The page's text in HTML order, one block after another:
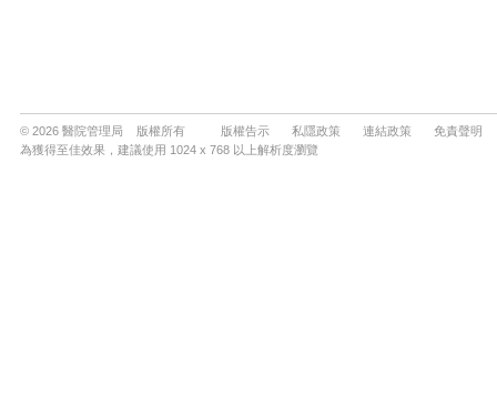
© 2026 醫院管理局 版權所有 版權告示 私隱政策 連結政策
免責聲明
為獲得至佳效果，建議使用 1024 x 768 以上解析度瀏覽